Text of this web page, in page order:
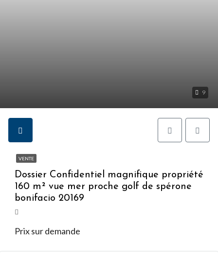
9
VENTE
Dossier Confidentiel magnifique propriété
160 m² vue mer proche golf de spérone
bonifacio 20169
Prix sur demande